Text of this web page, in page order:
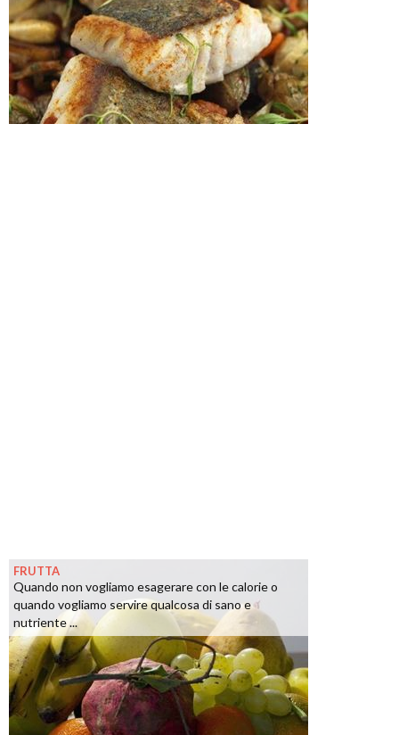
FRUTTA
Quando non vogliamo esagerare con le calorie o
quando vogliamo servire qualcosa di sano e
nutriente ...